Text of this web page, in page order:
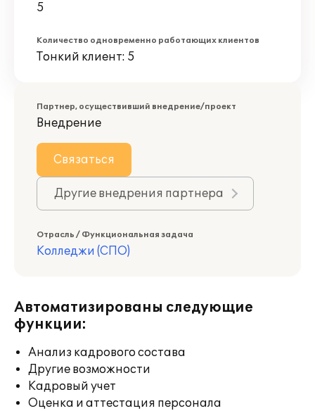
5
Количество одновременно работающих клиентов
Тонкий клиент: 5
Партнер, осуществивший внедрение/проект
Внедрение
Связаться
Другие внедрения партнера
Отрасль / Функциональная задача
Колледжи (СПО)
Автоматизированы следующие
функции:
Анализ кадрового состава
Другие возможности
Кадровый учет
Оценка и аттестация персонала